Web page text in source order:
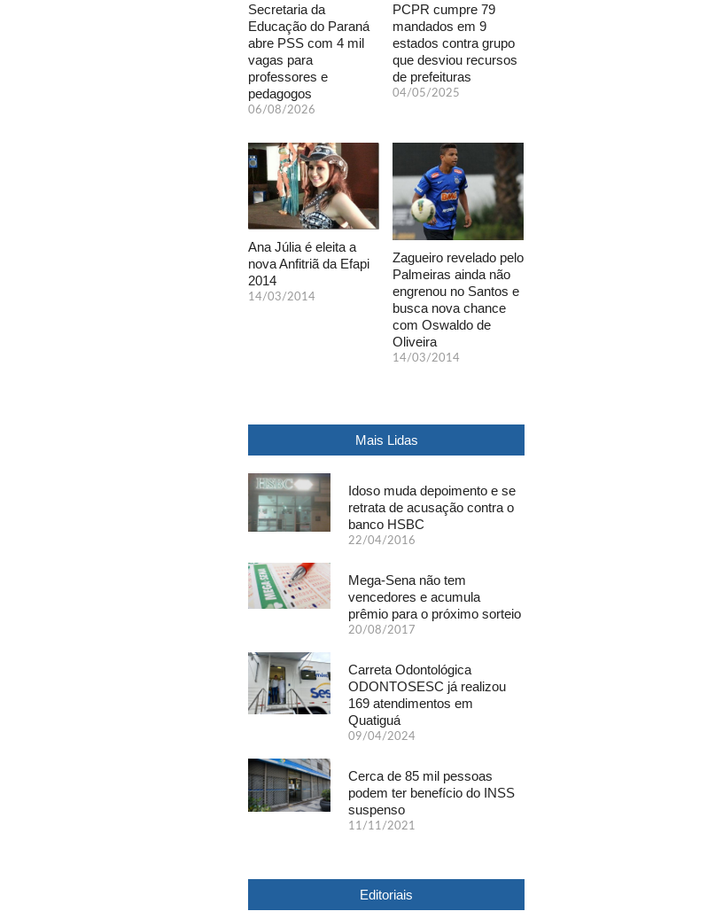
Secretaria da
Educação do Paraná
abre PSS com 4 mil
vagas para
professores e
pedagogos
06/08/2026
PCPR cumpre 79
mandados em 9
estados contra grupo
que desviou recursos
de prefeituras
04/05/2025
Ana Júlia é eleita a
nova Anfitriã da Efapi
2014
14/03/2014
Zagueiro revelado pelo
Palmeiras ainda não
engrenou no Santos e
busca nova chance
com Oswaldo de
Oliveira
14/03/2014
Mais Lidas
Idoso muda depoimento e se
retrata de acusação contra o
banco HSBC
22/04/2016
Mega-Sena não tem
vencedores e acumula
prêmio para o próximo sorteio
20/08/2017
Carreta Odontológica
ODONTOSESC já realizou
169 atendimentos em
Quatiguá
09/04/2024
Cerca de 85 mil pessoas
podem ter benefício do INSS
suspenso
11/11/2021
Editoriais